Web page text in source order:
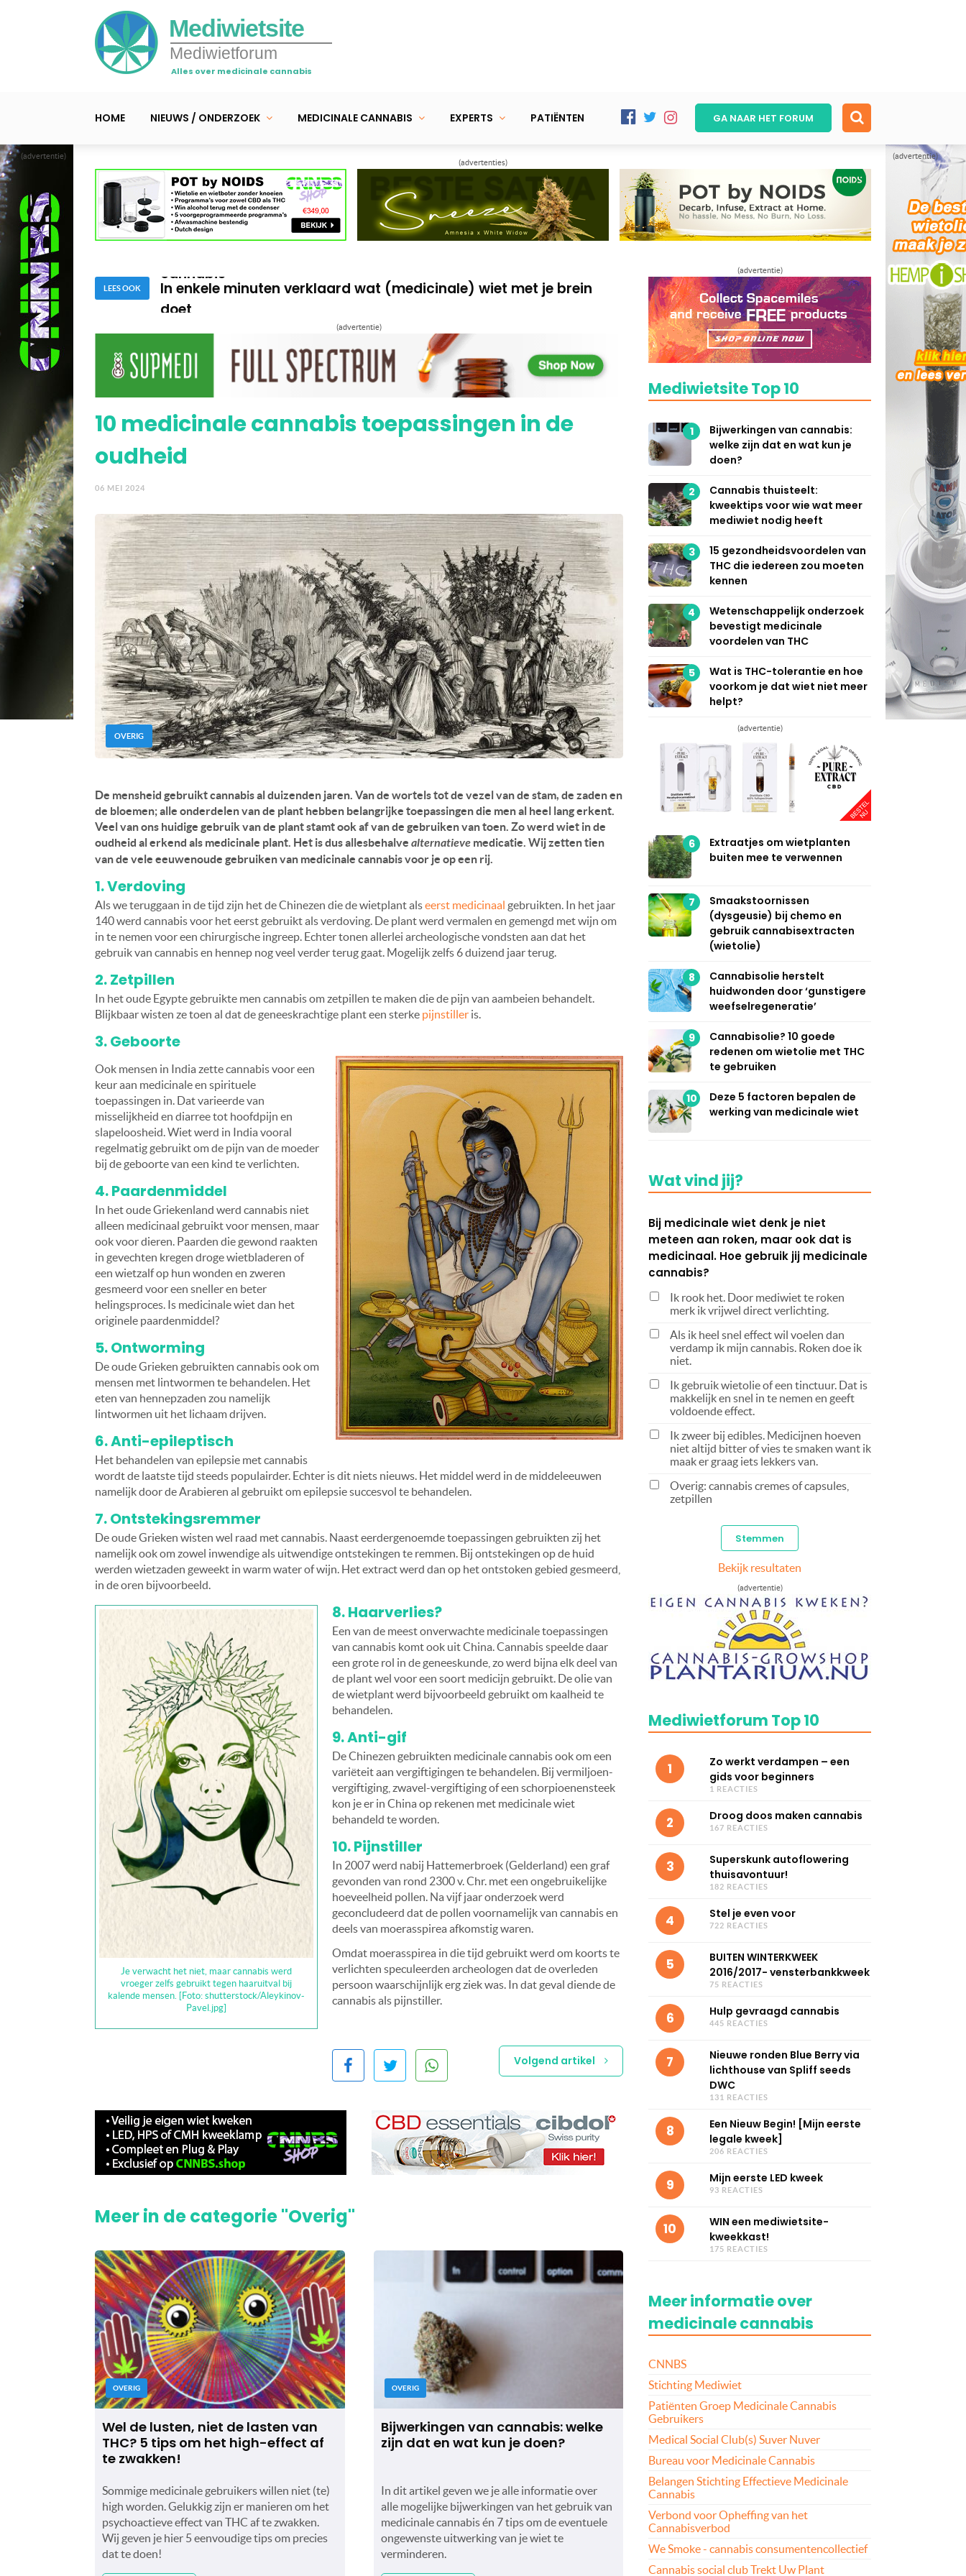
(advertentie) (advertentie)
Mediwietsite
Mediwietforum
Alles over medicinale cannabis
HOME NIEUWS / ONDERZOEK MEDICINALE CANNABIS EXPERTS PATIËNTEN GA NAAR HET FORUM
(advertenties)
LEES OOK
Waarom variatie zo belangrijk is bij medicinale cannabis
Hoe Israël wereldleider werd op het gebied van medicinale
In enkele minuten verklaard wat (medicinale) wiet met je brein
doet
Waarom variatie zo belangrijk is bij medicinale cannabis
Hoe Israël wereldleider werd op het gebied van medicinale
cannabis
(advertentie)
10 medicinale cannabis toepassingen in de
oudheid
06 MEI 2024
OVERIG
De mensheid gebruikt cannabis al duizenden jaren. Van de wortels tot de vezel van de stam, de zaden en
de bloemen; alle onderdelen van de plant hebben belangrijke toepassingen die men al heel lang erkent.
Veel van ons huidige gebruik van de plant stamt ook af van de gebruiken van toen. Zo werd wiet in de
oudheid al erkend als medicinale plant. Het is dus allesbehalve alternatieve medicatie. Wij zetten tien
van de vele eeuwenoude gebruiken van medicinale cannabis voor je op een rij.
1. Verdoving
Als we teruggaan in de tijd zijn het de Chinezen die de wietplant alseerst medicinaal gebruikten. In het jaar
140 werd cannabis voor het eerst gebruikt als verdoving. De plant werd vermalen en gemengd met wijn om
in te nemen voor een chirurgische ingreep. Echter tonen allerlei archeologische vondsten aan dat het
gebruik van cannabis en hennep nog veel verder terug gaat. Mogelijk zelfs 6 duizend jaar terug.
2. Zetpillen
In het oude Egypte gebruikte men cannabis om zetpillen te maken die de pijn van aambeien behandelt.
Blijkbaar wisten ze toen al dat de geneeskrachtige plant een sterke pijnstiller is.
3. Geboorte
Ook mensen in India zette cannabis voor een
keur aan medicinale en spirituele
toepassingen in. Dat varieerde van
misselijkheid en diarree tot hoofdpijn en
slapeloosheid. Wiet werd in India vooral
regelmatig gebruikt om de pijn van de moeder
bij de geboorte van een kind te verlichten.
4. Paardenmiddel
In het oude Griekenland werd cannabis niet
alleen medicinaal gebruikt voor mensen, maar
ook voor dieren. Paarden die gewond raakten
in gevechten kregen droge wietbladeren of
een wietzalf op hun wonden en zweren
gesmeerd voor een sneller en beter
helingsproces. Is medicinale wiet dan het
originele paardenmiddel?
5. Ontworming
De oude Grieken gebruikten cannabis ook om
mensen met lintwormen te behandelen. Het
eten van hennepzaden zou namelijk
lintwormen uit het lichaam drijven.
6. Anti-epileptisch
Het behandelen van epilepsie met cannabis
wordt de laatste tijd steeds populairder. Echter is dit niets nieuws. Het middel werd in de middeleeuwen
namelijk door de Arabieren al gebruikt om epilepsie succesvol te behandelen.
7. Ontstekingsremmer
De oude Grieken wisten wel raad met cannabis. Naast eerdergenoemde toepassingen gebruikten zij het
namelijk ook om zowel inwendige als uitwendige ontstekingen te remmen. Bij ontstekingen op de huid
werden wietzaden geweekt in warm water of wijn. Het extract werd dan op het ontstoken gebied gesmeerd,
in de oren bijvoorbeeld.
Je verwacht het niet, maar cannabis werd
vroeger zelfs gebruikt tegen haaruitval bij
kalende mensen. [Foto: shutterstock/Aleykinov-
Pavel.jpg]
8. Haarverlies?
Een van de meest onverwachte medicinale toepassingen
van cannabis komt ook uit China. Cannabis speelde daar
een grote rol in de geneeskunde, zo werd bijna elk deel van
de plant wel voor een soort medicijn gebruikt. De olie van
de wietplant werd bijvoorbeeld gebruikt om kaalheid te
behandelen.
9. Anti-gif
De Chinezen gebruikten medicinale cannabis ook om een
variëteit aan vergiftigingen te behandelen. Bij vermiljoen-
vergiftiging, zwavel-vergiftiging of een schorpioenensteek
kon je er in China op rekenen met medicinale wiet
behandeld te worden.
10. Pijnstiller
In 2007 werd nabij Hattemerbroek (Gelderland) een graf
gevonden van rond 2300 v. Chr. met een ongebruikelijke
hoeveelheid pollen. Na vijf jaar onderzoek werd
geconcludeerd dat de pollen voornamelijk van cannabis en
deels van moerasspirea afkomstig waren.
Omdat moerasspirea in die tijd gebruikt werd om koorts te
verlichten speculeerden archeologen dat de overleden
persoon waarschijnlijk erg ziek was. In dat geval diende de
cannabis als pijnstiller.
Volgend artikel
Meer in de categorie "Overig"
OVERIG
Wel de lusten, niet de lasten van
THC? 5 tips om het high-effect af
te zwakken!
Sommige medicinale gebruikers willen niet (te)
high worden. Gelukkig zijn er manieren om het
psychoactieve effect van THC af te zwakken.
Wij geven je hier 5 eenvoudige tips om precies
dat te doen!
OVERIG
Bijwerkingen van cannabis: welke
zijn dat en wat kun je doen?
In dit artikel geven we je alle informatie over
alle mogelijke bijwerkingen van het gebruik van
medicinale cannabis én 7 tips om de eventuele
ongewenste uitwerking van je wiet te
verminderen.
(advertentie)
Mediwietsite Top 10
1
Bijwerkingen van cannabis:
welke zijn dat en wat kun je
doen?
2
Cannabis thuisteelt:
kweektips voor wie wat meer
mediwiet nodig heeft
3
15 gezondheidsvoordelen van
THC die iedereen zou moeten
kennen
4
Wetenschappelijk onderzoek
bevestigt medicinale
voordelen van THC
5
Wat is THC-tolerantie en hoe
voorkom je dat wiet niet meer
helpt?
(advertentie)
6
Extraatjes om wietplanten
buiten mee te verwennen
7
Smaakstoornissen
(dysgeusie) bij chemo en
gebruik cannabisextracten
(wietolie)
8
Cannabisolie herstelt
huidwonden door ‘gunstigere
weefselregeneratie’
9
Cannabisolie? 10 goede
redenen om wietolie met THC
te gebruiken
10
Deze 5 factoren bepalen de
werking van medicinale wiet
Wat vind jij?
Bij medicinale wiet denk je niet
meteen aan roken, maar ook dat is
medicinaal. Hoe gebruik jij medicinale
cannabis?
Ik rook het. Door mediwiet te roken
merk ik vrijwel direct verlichting.
Als ik heel snel effect wil voelen dan
verdamp ik mijn cannabis. Roken doe ik
niet.
Ik gebruik wietolie of een tinctuur. Dat is
makkelijk en snel in te nemen en geeft
voldoende effect.
Ik zweer bij edibles. Medicijnen hoeven
niet altijd bitter of vies te smaken want ik
maak er graag iets lekkers van.
Overig: cannabis cremes of capsules,
zetpillen
Bekijk resultaten
(advertentie)
Mediwietforum Top 10
1
Zo werkt verdampen – een
gids voor beginners
1 REACTIES
2 Droog doos maken cannabis
167 REACTIES
3
Superskunk autoflowering
thuisavontuur!
182 REACTIES
4 Stel je even voor
722 REACTIES
5
BUITEN WINTERKWEEK
2016/2017- vensterbankkweek
75 REACTIES
6 Hulp gevraagd cannabis
445 REACTIES
7
Nieuwe ronden Blue Berry via
lichthouse van Spliff seeds
DWC
131 REACTIES
8
Een Nieuw Begin! [Mijn eerste
legale kweek]
206 REACTIES
9 Mijn eerste LED kweek
93 REACTIES
10
WIN een mediwietsite-
kweekkast!
175 REACTIES
Meer informatie over
medicinale cannabis
CNNBS
Stichting Mediwiet
Patiënten Groep Medicinale Cannabis
Gebruikers
Medical Social Club(s) Suver Nuver
Bureau voor Medicinale Cannabis
Belangen Stichting Effectieve Medicinale
Cannabis
Verbond voor Opheffing van het
Cannabisverbod
We Smoke - cannabis consumentencollectief
Cannabis social club Trekt Uw Plant